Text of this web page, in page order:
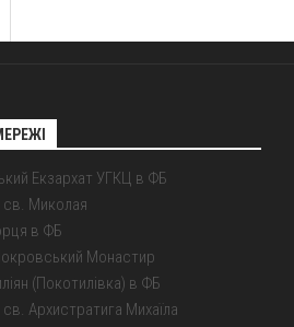
Екзархат УГКЦ в ФБ
св. Миколая
в ФБ
Монастир
(Покотилівка) в ФБ
Архистратига Михаїла